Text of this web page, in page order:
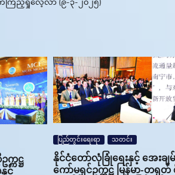
ကြည့်ရှုလေ့လာ (၉-၃-၂၀၂၅)
ကဋ္ဌ
င့်
ပြည်တွင်းရေးရာ သတင်း
နိုင်ငံတော်လုံခြုံရေးနှင့် အေးချ
ကော်မရှင်ဥက္ကဋ္ဌ မြန်မာ-တရုတ် စီ